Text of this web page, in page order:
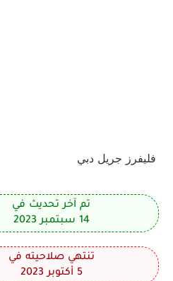
فليفرز جريل دبي
تم آخر تحديث في
14 سبتمبر 2023
تنتهي صلاحيته في
5 أكتوبر 2023